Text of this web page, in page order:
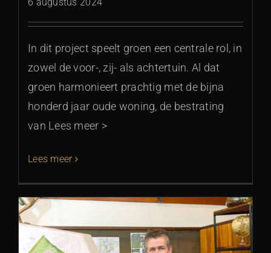
6 augustus 2024
In dit project speelt groen een centrale rol, in
zowel de voor-, zij- als achtertuin. Al dat
groen harmonieert prachtig met de bijna
honderd jaar oude woning, de bestrating
van Lees meer >
Lees meer